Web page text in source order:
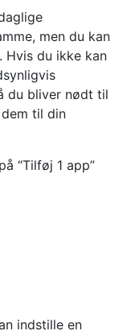
men du kan
Hvis du ikke kan
du bliver nødt til
til din
“Tilføj 1 app”
indstille en